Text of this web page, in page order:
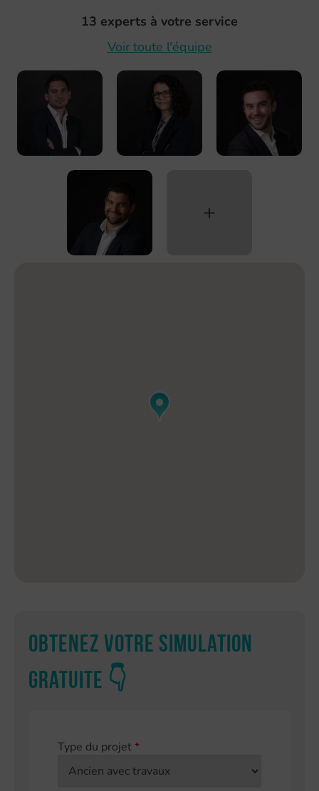
13 experts à votre service
Voir toute l'équipe
+
Obtenez votre simulation
gratuite 👇
Type du projet*